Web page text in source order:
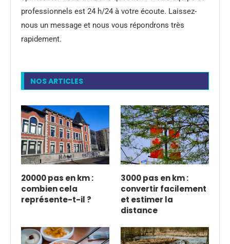
professionnels est 24 h/24 à votre écoute. Laissez-
nous un message et nous vous répondrons très
rapidement.
NOS ARTICLES
20000 pas en km :
combien cela
représente-t-il ?
3000 pas en km :
convertir facilement
et estimer la
distance